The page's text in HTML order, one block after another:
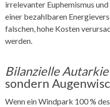
irrelevanter Euphemismus
einer bezahlbaren
falschen, hohe Kosten
werden.
Bilanzielle Autarkie
sondern
Wenn ein Windpark 100 %